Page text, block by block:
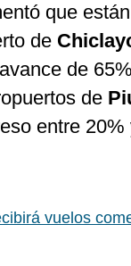
que
de
de
de
entre 20%
vuelos